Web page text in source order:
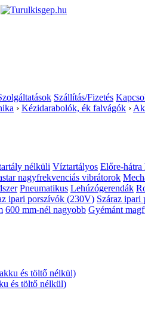
Szállítás/Fizetés
› Kézidarabolók, ék falvágók ›
nélküli Víztartályos Előre-
nagyfrekvenciás vibrátorok
Pneumatikus Lehúzógerendák
ipari porszívók (230V) Száraz
600 mm-nél nagyobb Gyémánt
és töltő nélkül)